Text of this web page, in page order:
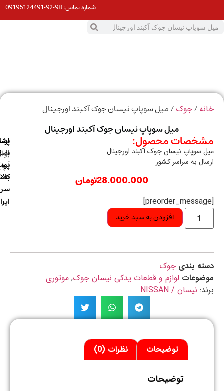
شماره تماس:98-92-09195124491
/جوک/ میل سوپاپ نیسان جوک آکبند اورجینال
میل سوپاپ نیسان جوک آکبند اورجینال
محصول:
سوپاپ نیسان جوک آکبند اورجینال
به سراسر کشور
28.000.000تومان
افزودن به سبد خرید
بندی جوک
لوازم و قطعات یدکی نیسان جوک ,موتوری
نیسان / NISSAN
سراسر
اصالت
پشتیبانی
(واتس
توضیحات نظرات (0)
توضیحات